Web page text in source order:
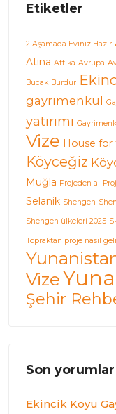
Etiketler
2 Aşamada Eviniz Hazır
Atina Attika Avrupa
Bucak Burdur
gayrimenkul
yatırımı
Vize House for
Köyceğiz
Muğla Projeden al
Selanik Shengen
Shengen ülkeleri 2025
Topraktan proje nasıl
Vize
Şehir
Son yorumlar
Ekincik Koyu